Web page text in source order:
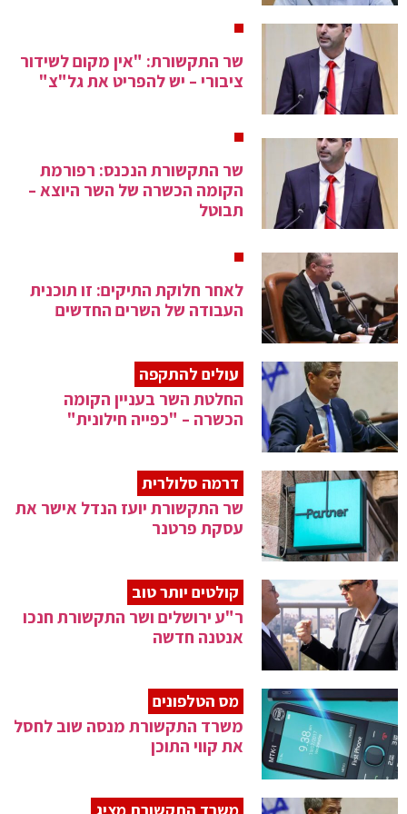
שר התקשורת: "אין מקום לשידור
ציבורי – יש להפריט את גל"צ"
שר התקשורת הנכנס: רפורמת
הקומה הכשרה של השר היוצא –
תבוטל
לאחר חלוקת התיקים: זו תוכנית
העבודה של השרים החדשים
עולים להתקפה
החלטת השר בעניין הקומה
הכשרה – "כפייה חילונית"
דרמה סלולרית
שר התקשורת יועז הנדל אישר את
עסקת פרטנר
קולטים יותר טוב
ר"ע ירושלים ושר התקשורת חנכו
אנטנה חדשה
מס הטלפונים
משרד התקשורת מנסה שוב לחסל
את קווי התוכן